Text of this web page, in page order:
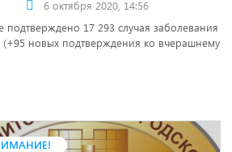
6 октября 2020, 14:56
подтверждено 17 293 случая заболевания
(+95 новых подтверждения ко вчерашнему